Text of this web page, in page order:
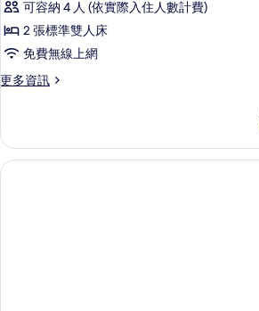
可容納 4 人 (依實際入住人數計費)
2 張標準雙人床
免費無線上網
更多資訊
更
雙
床
間